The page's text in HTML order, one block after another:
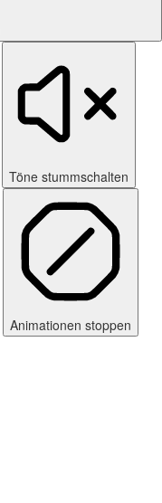
Töne stummschalten
Animationen stoppen